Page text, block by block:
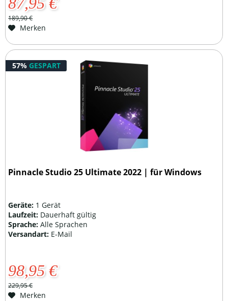
189,90 €
Merken
57% GESPART
Pinnacle Studio 25 Ultimate 2022 | für Windows
Geräte: 1 Gerät
Laufzeit: Dauerhaft gültig
Sprache:Alle Sprachen
Versandart: E-Mail
98,95 €
229,95 €
Merken